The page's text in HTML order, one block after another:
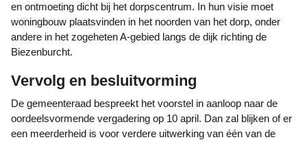
en ontmoeting dicht bij het dorpscentrum. In hun visie moet
woningbouw plaatsvinden in het noorden van het dorp, onder
andere in het zogeheten A-gebied langs de dijk richting de
Biezenburcht.
Vervolg en besluitvorming
De gemeenteraad bespreekt het voorstel in aanloop naar de
oordeelsvormende vergadering op 10 april. Dan zal blijken of er
een meerderheid is voor verdere uitwerking van één van de